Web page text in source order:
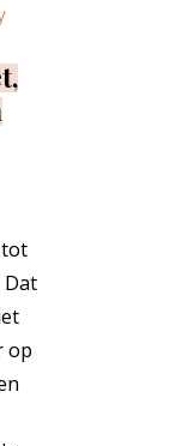
tot
Dat
op